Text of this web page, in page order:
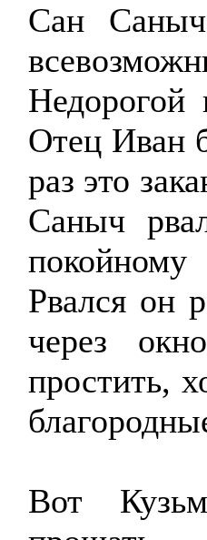
Сан
Отец Иван
раз это
Саныч
Рвался он
через
простить,
Вот